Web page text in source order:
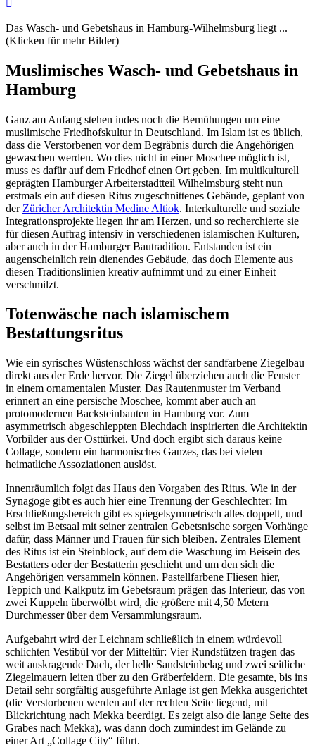

Das Wasch- und Gebetshaus in Hamburg-Wilhelmsburg liegt ...
(Klicken für mehr Bilder)
Muslimisches Wasch- und Gebetshaus in
Hamburg
Ganz am Anfang stehen indes noch die Bemühungen um eine
muslimische Friedhofskultur in Deutschland. Im Islam ist es üblich,
dass die Verstorbenen vor dem Begräbnis durch die Angehörigen
gewaschen werden. Wo dies nicht in einer Moschee möglich ist,
muss es dafür auf dem Friedhof einen Ort geben. Im multikulturell
geprägten Hamburger Arbeiterstadtteil Wilhelmsburg steht nun
erstmals ein auf diesen Ritus zugeschnittenes Gebäude, geplant von
der Züricher Architektin Medine Altiok. Interkulturelle und soziale
Integrationsprojekte liegen ihr am Herzen, und so recherchierte sie
für diesen Auftrag intensiv in verschiedenen islamischen Kulturen,
aber auch in der Hamburger Bautradition. Entstanden ist ein
augenscheinlich rein dienendes Gebäude, das doch Elemente aus
diesen Traditionslinien kreativ aufnimmt und zu einer Einheit
verschmilzt.
Totenwäsche nach islamischem
Bestattungsritus
Wie ein syrisches Wüstenschloss wächst der sandfarbene Ziegelbau
direkt aus der Erde hervor. Die Ziegel überziehen auch die Fenster
in einem ornamentalen Muster. Das Rautenmuster im Verband
erinnert an eine persische Moschee, kommt aber auch an
protomodernen Backsteinbauten in Hamburg vor. Zum
asymmetrisch abgeschleppten Blechdach inspirierten die Architektin
Vorbilder aus der Osttürkei. Und doch ergibt sich daraus keine
Collage, sondern ein harmonisches Ganzes, das bei vielen
heimatliche Assoziationen auslöst.
Innenräumlich folgt das Haus den Vorgaben des Ritus. Wie in der
Synagoge gibt es auch hier eine Trennung der Geschlechter: Im
Erschließungsbereich gibt es spiegelsymmetrisch alles doppelt, und
selbst im Betsaal mit seiner zentralen Gebetsnische sorgen Vorhänge
dafür, dass Männer und Frauen für sich bleiben. Zentrales Element
des Ritus ist ein Steinblock, auf dem die Waschung im Beisein des
Bestatters oder der Bestatterin geschieht und um den sich die
Angehörigen versammeln können. Pastellfarbene Fliesen hier,
Teppich und Kalkputz im Gebetsraum prägen das Interieur, das von
zwei Kuppeln überwölbt wird, die größere mit 4,50 Metern
Durchmesser über dem Versammlungsraum.
Aufgebahrt wird der Leichnam schließlich in einem würdevoll
schlichten Vestibül vor der Mitteltür: Vier Rundstützen tragen das
weit auskragende Dach, der helle Sandsteinbelag und zwei seitliche
Ziegelmauern leiten über zu den Gräberfeldern. Die gesamte, bis ins
Detail sehr sorgfältig ausgeführte Anlage ist gen Mekka ausgerichtet
(die Verstorbenen werden auf der rechten Seite liegend, mit
Blickrichtung nach Mekka beerdigt. Es zeigt also die lange Seite des
Grabes nach Mekka), was dann doch zumindest im Gelände zu
einer Art „Collage City“ führt.